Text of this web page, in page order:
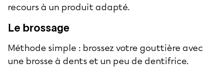
recours à un produit adapté.
Le brossage
Méthode simple : brossez votre gouttière avec
une brosse à dents et un peu de dentifrice.